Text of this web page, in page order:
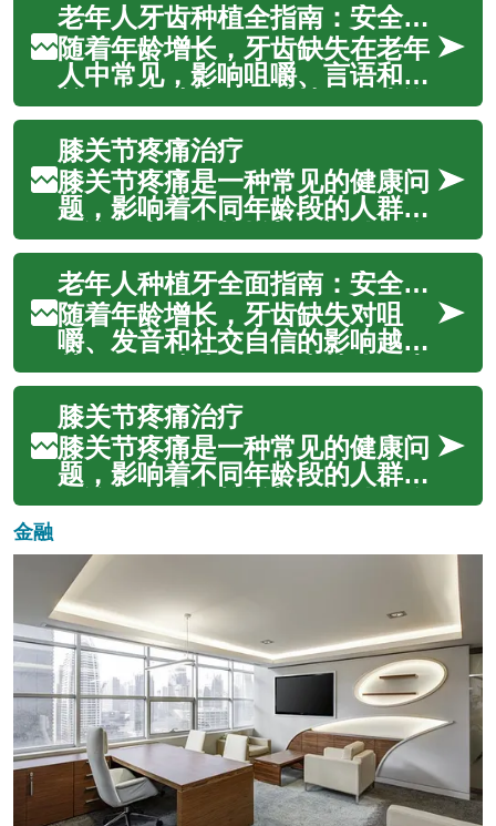
老年人牙齿种植全指南：安全、适应性与护理要点
随着年龄增长，牙齿缺失在老年
人中常见，影响咀嚼、言语和自
尊。牙齿种植（即种植牙）为许
多老年患者提供了稳定、持久的
修复方案，不仅能恢复咀嚼功
能，还能防止邻牙移位和颌骨吸
收。对于考虑种植的长者，了解
适应症、术前准备、手术流程、
康复期以及长...
膝关节疼痛治疗
膝关节疼痛是一种常见的健康问
题，影响着不同年龄段的人群。
无论是由于年龄增长、运动损伤
还是慢性疾病，膝关节疼痛都可
能严重影响日常生活质量。本文
将深入探讨膝关节疼痛的各种治
疗方法，包括传统疗法和新兴技
术，以帮助患者更好地了解和管
理这一困扰...
老年人种植牙全面指南：安全性、过程与护理要点
随着年龄增长，牙齿缺失对咀
嚼、发音和社交自信的影响越来
越明显。种植牙（牙齿植体）为
许多老年人提供了恢复功能与外
观的长期方案，但决策涉及健康
评估、手术准备与长期维护。本
文从适应症、术前评估、手术流
程、风险与并发症、术后护理以
膝关节疼痛治疗
膝关节疼痛是一种常见的健康问
题，影响着不同年龄段的人群。
无论是因为年龄增长、运动损伤
能严重影响日常生活质量。幸运
的是，现代医学提供了多种有效
的治疗方法来缓解膝关节疼痛，
改善关节功能。本文将探讨几种
常见的膝关...
金融